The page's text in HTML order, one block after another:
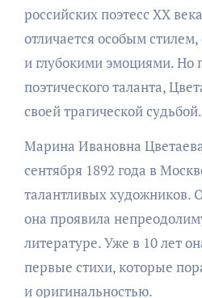
российских поэтесс XX
отличается особым
и глубокими эмоциями. Но
поэтического таланта,
своей трагической судьбой.
Марина Ивановна
сентября 1892 года в
талантливых художников.
она проявила
литературе. Уже в 10 лет
первые стихи, которые
и оригинальностью.